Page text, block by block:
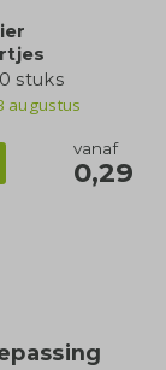
stuks
augustus
vanaf
0,29